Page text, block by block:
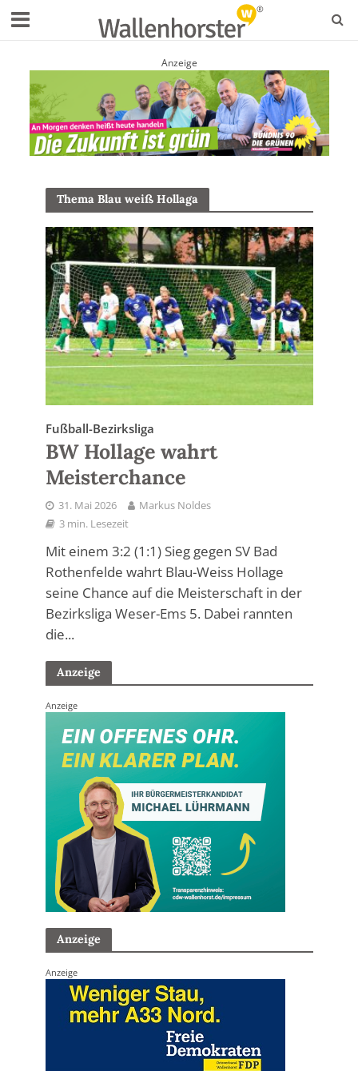
Anzeige
Thema Blau weiß Hollaga
Fußball-Bezirksliga
BW Hollage wahrt
Meisterchance
31. Mai 2026
Markus Noldes
3 min. Lesezeit
Mit einem 3:2 (1:1) Sieg gegen SV Bad
Rothenfelde wahrt Blau-Weiss Hollage
seine Chance auf die Meisterschaft in der
Bezirksliga Weser-Ems 5. Dabei rannten
die...
Anzeige
Anzeige
Anzeige
Anzeige